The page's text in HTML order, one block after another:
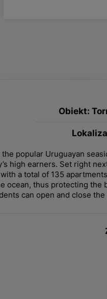
Obiekt:
popular Uruguayan
high earners. Set right
a total of 135
ocean, thus protecting
can open and close